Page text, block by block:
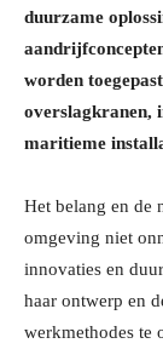
duurzame
worden
overslagkranen,
maritieme
Het belang en de
omgeving niet
innovaties en
haar ontwerp en
werkmethodes te